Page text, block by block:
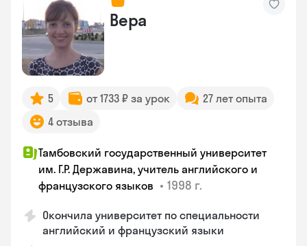
Вера
5 от 1733 ₽ за урок
27 лет опыта
4 отзыва
Тамбовский государственный университет
им. Г.Р. Державина, учитель английского и
французского языков • 1998 г.
Окончила университет по специальности
английский и французский языки